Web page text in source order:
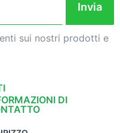
Invia
sui nostri prodotti e
DI